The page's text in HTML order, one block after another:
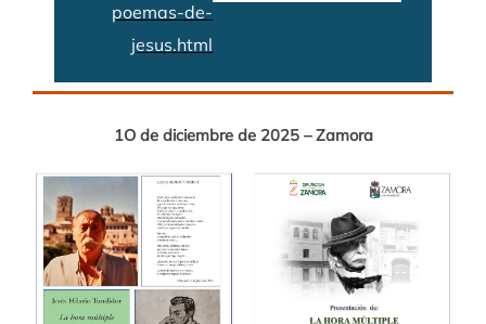
poemas-de-
jesus.html
1O de diciembre de 2025 – Zamora